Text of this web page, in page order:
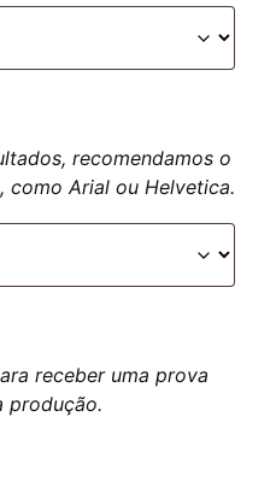
recomendamos o
como Arial ou Helvetica.
receber uma prova
produção.